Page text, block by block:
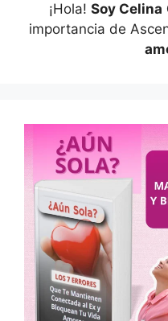
¡Hola! Soy Celina
importancia de